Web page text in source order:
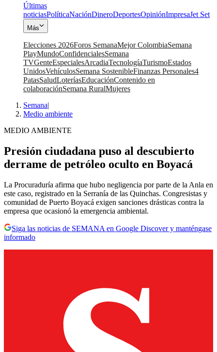
Últimas
noticiasPolíticaNaciónDineroDeportesOpiniónImpresaJet Set
Más
Elecciones 2026Foros SemanaMejor ColombiaSemana
PlayMundoConfidencialesSemana
TVGenteEspecialesArcadiaTecnologíaTurismoEstados
UnidosVehículosSemana SostenibleFinanzas Personales4
PatasSaludLoteríasEducaciónContenido en
colaboraciónSemana RuralMujeres
Semana|
Medio ambiente
MEDIO AMBIENTE
Presión ciudadana puso al descubierto
derrame de petróleo oculto en Boyacá
La Procuraduría afirma que hubo negligencia por parte de la Anla en
este caso, registrado en la Serranía de las Quinchas. Congresistas y
comunidad de Puerto Boyacá exigen sanciones drásticas contra la
empresa que ocasionó la emergencia ambiental.
Siga las noticias de SEMANA en Google Discover y manténgase
informado